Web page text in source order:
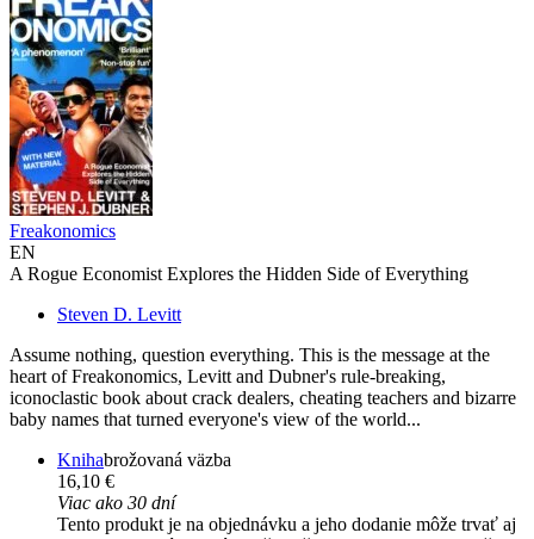
Freakonomics
EN
A Rogue Economist Explores the Hidden Side of Everything
Steven D. Levitt
Assume nothing, question everything. This is the message at the
heart of Freakonomics, Levitt and Dubner's rule-breaking,
iconoclastic book about crack dealers, cheating teachers and bizarre
baby names that turned everyone's view of the world...
Knihabrožovaná väzba
16,10 €
Viac ako 30 dní
Tento produkt je na objednávku a jeho dodanie môže trvať aj